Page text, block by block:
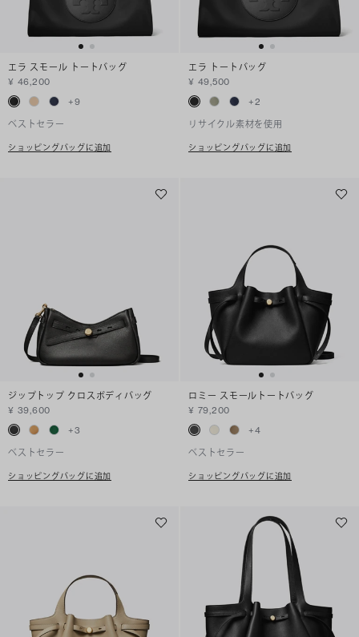
エラ スモール トートバッグ
¥ 46,200
+9
ベストセラー
ショッピングバッグに追加
エラ トートバッグ
¥ 49,500
+2
リサイクル素材を使用
ショッピングバッグに追加
ジップトップ クロスボディバッグ
¥ 39,600
+3
ベストセラー
ショッピングバッグに追加
ロミー スモールトートバッグ
¥ 79,200
+4
ベストセラー
ショッピングバッグに追加